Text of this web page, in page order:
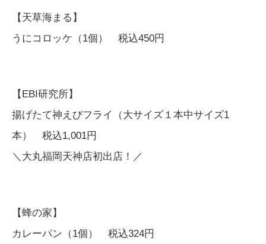
【天草海まる】
うにコロッケ（1個） 税込450円
【EBI研究所】
揚げたて神えびフライ（大サイズ１本中サイズ1
本） 税込1,001円
＼大丸福岡天神店初出店！／
【蜂の家】
カレーパン（1個） 税込324円